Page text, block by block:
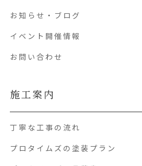
お知らせ・ブログ
イベント開催情報
お問い合わせ
施工案内
丁寧な工事の流れ
プロタイムズの塗装プラン